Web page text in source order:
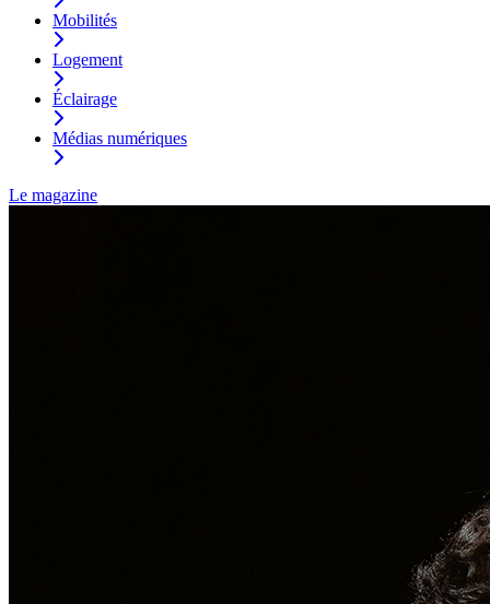
Mobilités
Logement
Éclairage
Médias numériques
Le magazine